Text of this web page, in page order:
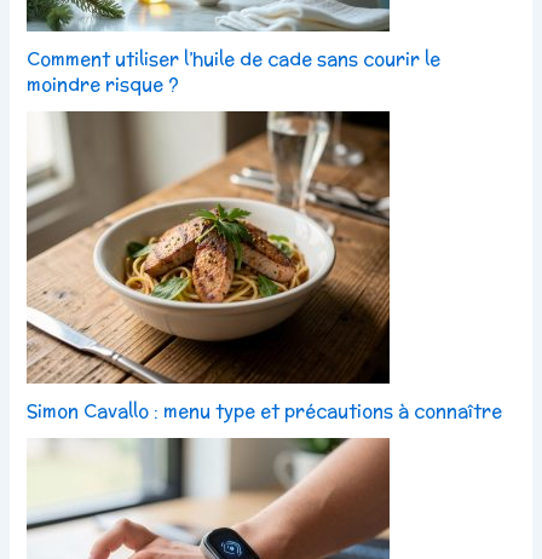
Comment utiliser l’huile de cade sans courir le
moindre risque ?
Simon Cavallo : menu type et précautions à connaître